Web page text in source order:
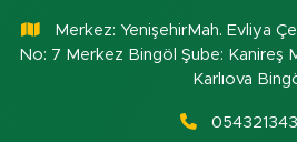
Merkez: YenişehirMah. Evliya
No: 7 Merkez Bingöl Şube: Kanireş
Karlıova